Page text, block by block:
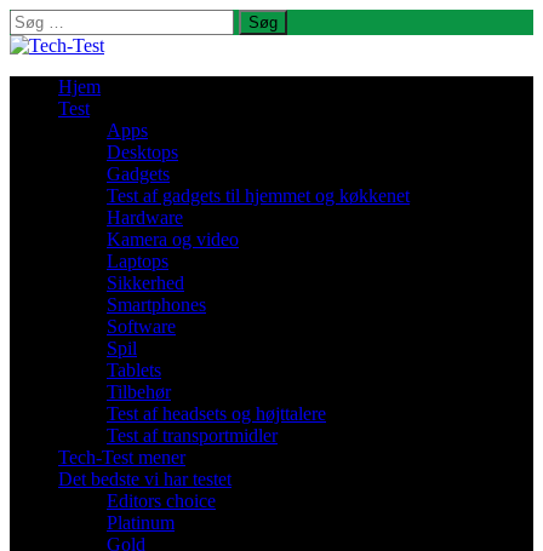
Søg
efter:
Hjem
Test
Apps
Desktops
Gadgets
Test af gadgets til hjemmet og køkkenet
Hardware
Kamera og video
Laptops
Sikkerhed
Smartphones
Software
Spil
Tablets
Tilbehør
Test af headsets og højttalere
Test af transportmidler
Tech-Test mener
Det bedste vi har testet
Editors choice
Platinum
Gold